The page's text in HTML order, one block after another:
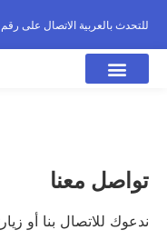
للتحدث بالعربية الاتصال على
تواصل معنا
ندعوك للاتصال بنا أو